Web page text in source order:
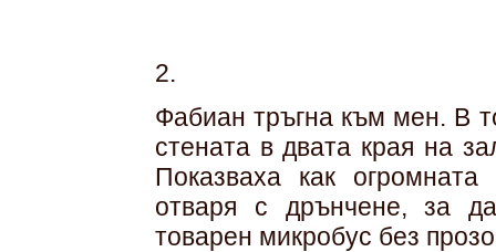
2.
Фабиан тръгна към мен. В
стената в двата края на
Показваха как
отваря с дрънчене, за
товарен микробус без